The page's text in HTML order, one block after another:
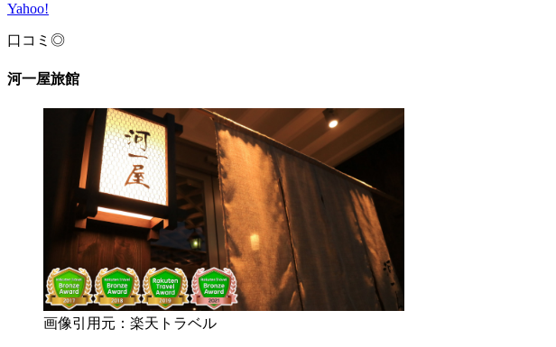
Yahoo!
口コミ◎
河一屋旅館
画像引用元：楽天トラベル